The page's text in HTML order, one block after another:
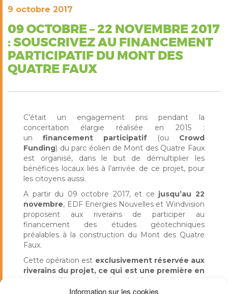
Information sur les cookies
9 octobre 2017
09 OCTOBRE – 22 NOVEMBRE 2017
: SOUSCRIVEZ AU FINANCEMENT
PARTICIPATIF DU MONT DES
QUATRE FAUX
C’était un engagement pris pendant la
concertation élargie réalisée en 2015 :
unfinancement participatif (ou Crowd
Funding) du parc éolien de Mont des Quatre Faux
est organisé, dans le but de démultiplier les
bénéfices locaux liés à l’arrivée de ce projet, pour
les citoyens aussi.
A partir du 09 octobre 2017, et ce jusqu’au 22
novembre, EDF Energies Nouvelles et Windvision
proposent aux riverains de participer au
financement des études géotechniques
préalables à la construction du Mont des Quatre
Faux.
Cette opération est exclusivement réservée aux
riverains du projet, ce qui est une première en
. Ainsi, seuls les habitants des sept
communes d’implantationet des